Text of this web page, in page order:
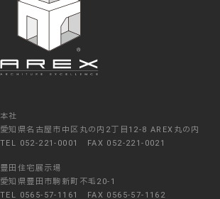
本社
愛知県名古屋市中区丸の内2丁目12-8 AREX丸の内
TEL 052-221-0001 FAX 052-221-0021
豊田住宅展示場
愛知県豊田市駒新町不毛20-1
TEL 0565-57-1161 FAX 0565-57-1162